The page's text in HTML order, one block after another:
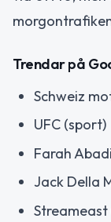
Trendar på
Schweiz
UFC (sport)
Farah
Jack Della